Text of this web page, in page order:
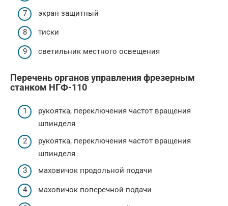
экран защитный
тиски
светильник местного освещения
Перечень органов управления фрезерным
станком НГФ-110
рукоятка, переключения частот вращения
шпинделя
рукоятка, переключения частот вращения
шпинделя
маховичок продольной подачи
маховичок поперечной подачи